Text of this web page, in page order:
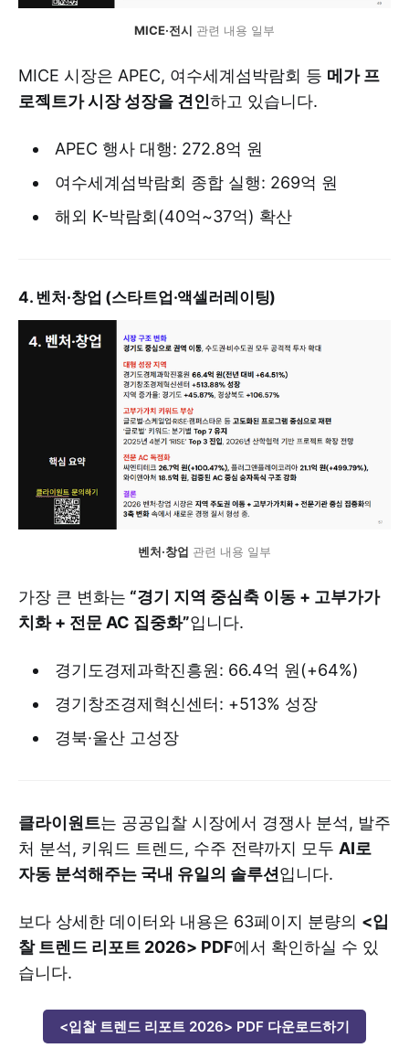
MICE·전시 관련 내용 일부
MICE 시장은 APEC, 여수세계섬박람회 등 메가 프
로젝트가 시장 성장을 견인하고 있습니다.
APEC 행사 대행: 272.8억 원
여수세계섬박람회 종합 실행: 269억 원
해외 K-박람회(40억~37억) 확산
4. 벤처·창업 (스타트업·액셀러레이팅)
벤처·창업 관련 내용 일부
가장 큰 변화는 “경기 지역 중심축 이동 + 고부가가
치화 + 전문 AC 집중화”입니다.
경기도경제과학진흥원: 66.4억 원(+64%)
경기창조경제혁신센터: +513% 성장
경북·울산 고성장
클라이원트는 공공입찰 시장에서 경쟁사 분석, 발주
처 분석, 키워드 트렌드, 수주 전략까지 모두 AI로
자동 분석해주는 국내 유일의 솔루션입니다.
보다 상세한 데이터와 내용은 63페이지 분량의 <입
찰 트렌드 리포트 2026> PDF에서 확인하실 수 있
습니다.
<입찰 트렌드 리포트 2026> PDF 다운로드하기